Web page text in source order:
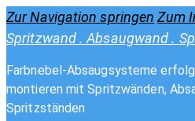
Zur Navigation springen Zum
Spritzwand . Absaugwand .
Farbnebel-Absaugsysteme
montieren mit Spritzwänden,
Spritzständen